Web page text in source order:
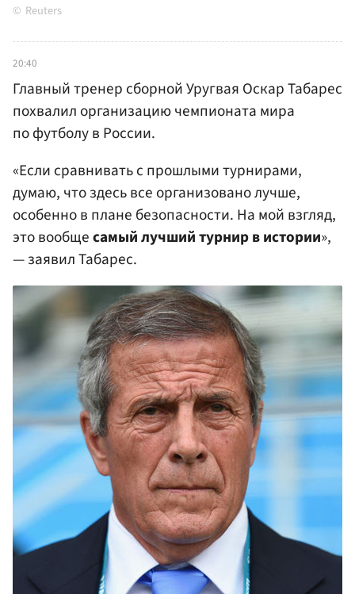
Reuters
20:40
Главный тренер сборной Уругвая Оскар Табарес
похвалил организацию чемпионата мира
по футболу в России.
«Если сравнивать с прошлыми турнирами,
думаю, что здесь все организовано лучше,
особенно в плане безопасности. На мой взгляд,
это вообщесамый лучший турнир в истории»,
— заявил Табарес.